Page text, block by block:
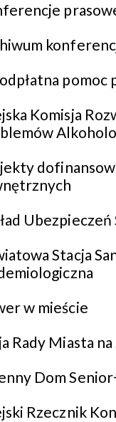
pomoc
Komisja
Ubezpieczeń
Stacja
w mieście
Rady Miasta
Dom
Rzecznik